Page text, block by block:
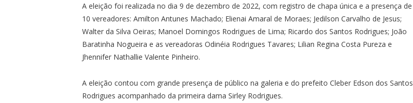
A eleição foi realizada no dia 9 de dezembro de 2022, com registro de chapa única e a presença de
10 vereadores: Amilton Antunes Machado; Elienai Amaral de Moraes; Jedilson Carvalho de Jesus;
Walter da Silva Oeiras; Manoel Domingos Rodrigues de Lima; Ricardo dos Santos Rodrigues; João
Baratinha Nogueira e as vereadoras Odinéia Rodrigues Tavares; Lilian Regina Costa Pureza e
Jhennifer Nathallie Valente Pinheiro.
A eleição contou com grande presença de público na galeria e do prefeito Cleber Edson dos Santos
Rodrigues acompanhado da primeira dama Sirley Rodrigues.